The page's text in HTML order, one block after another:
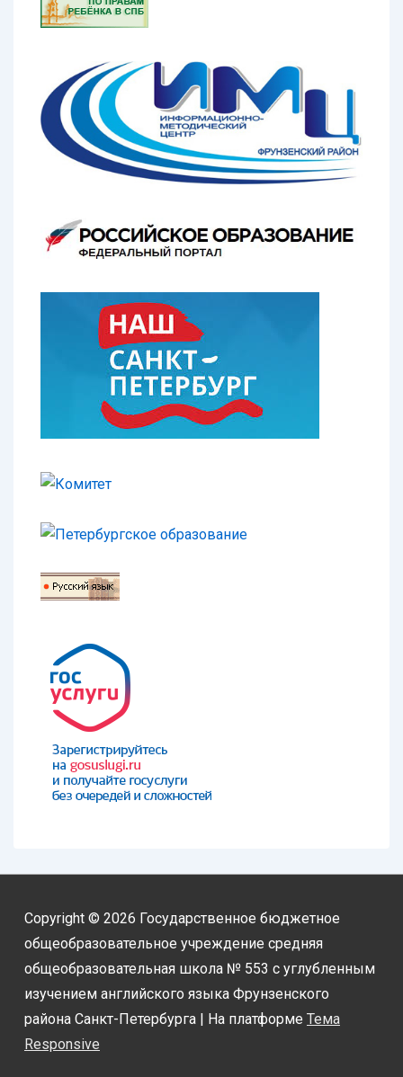
Copyright © 2026 Государственное бюджетное
общеобразовательное учреждение средняя
общеобразовательная школа № 553 с углубленным
изучением английского языка Фрунзенского
района Санкт-Петербурга | На платформе Тема
Responsive